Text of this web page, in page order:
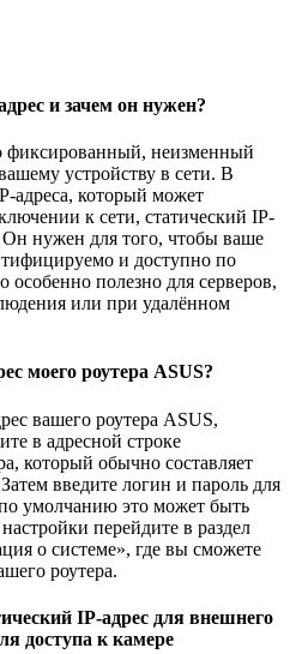
и зачем он нужен?
фиксированный, неизменный
устройству в сети. В
адреса, который может
к сети, статический IP-
Он нужен для того, чтобы ваше
и доступно по
особенно полезно для серверов,
или при удалённом
моего роутера ASUS?
вашего роутера ASUS,
в адресной строке
который обычно составляет
введите логин и пароль для
умолчанию это может быть
перейдите в раздел
о системе», где вы сможете
роутера.
IP-адрес для внешнего
доступа к камере